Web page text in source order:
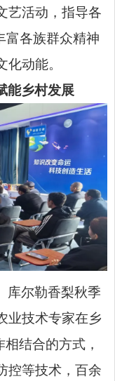
艺活动，指导各
富各族群众精神
动能。
能乡村发展
库尔勒香梨秋季
业技术专家在乡
结合的方式，
控等技术，百余